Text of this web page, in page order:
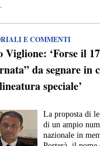
E COMMENTI
Viglione: ‘Forse il
da segnare in
speciale’
La proposta di
di un ampio
nazionale in